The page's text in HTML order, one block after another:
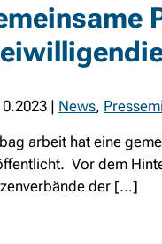
| News,
arbeit hat eine
Vor dem
der [...]